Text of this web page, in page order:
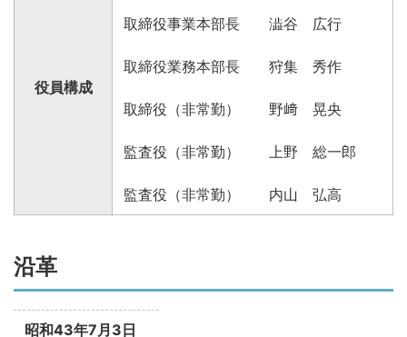
役員構成
取締役事業本部長 澁谷 広行
取締役業務本部長 狩集 秀作
取締役（非常勤） 野﨑 晃央
監査役（非常勤） 上野 総一郎
監査役（非常勤） 内山 弘高
沿革
昭和43年7月3日